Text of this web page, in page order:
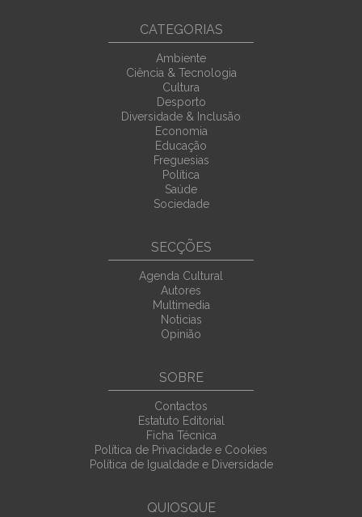
CATEGORIAS
Ambiente
Ciência & Tecnologia
Cultura
Desporto
Diversidade & Inclusão
Economia
Educação
Freguesias
Política
Saúde
Sociedade
SECÇÕES
Agenda Cultural
Autores
Multimedia
Noticias
Opinião
SOBRE
Contactos
Estatuto Editorial
Ficha Técnica
Política de Privacidade e Cookies
Política de Igualdade e Diversidade
QUIOSQUE